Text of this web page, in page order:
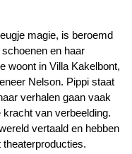
magie, is beroemd
en haar
woont in Villa Kakelbont,
Nelson. Pippi staat
verhalen gaan vaak
van verbeelding.
vertaald en hebben